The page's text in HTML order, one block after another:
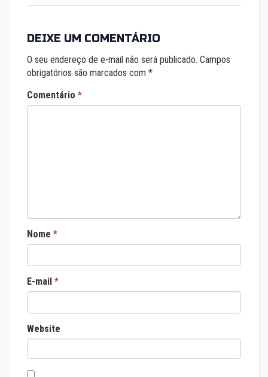
DEIXE UM COMENTÁRIO
O seu endereço de e-mail não será publicado. Campos
obrigatórios são marcados com *
Comentário *
Nome *
E-mail *
Website